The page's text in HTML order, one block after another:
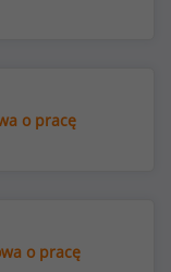
o pracę
o pracę